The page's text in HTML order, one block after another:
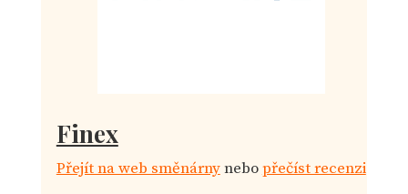
Finex
Přejít na web směnárnynebopřečíst recenzi